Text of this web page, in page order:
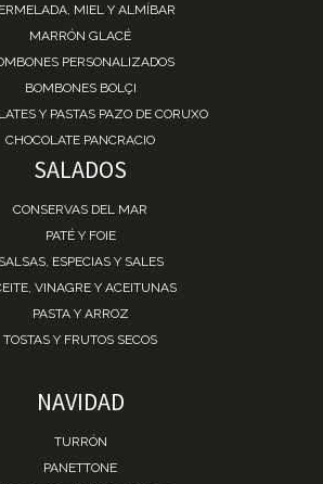
MIEL Y ALMÍBAR
MARRÓN GLACÉ
PERSONALIZADOS
BOMBONES BOLÇI
Y PASTAS PAZO DE CORUXO
CHOCOLATE PANCRACIO
SALADOS
CONSERVAS DEL MAR
PATÉ Y FOIE
SALSAS, ESPECIAS Y SALES
VINAGRE Y ACEITUNAS
PASTA Y ARROZ
TOSTAS Y FRUTOS SECOS
NAVIDAD
TURRÓN
PANETTONE